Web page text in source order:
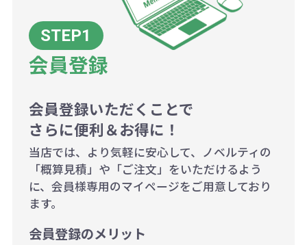
200個~499個の場合：42円（1個
当たり）
500個~999個の場合：35円（1個
1,000個以上：28円（1個当た
り）
会員登録
会員登録いただくことで
さらに便利＆お得に！
当店では、より気軽に安心して、ノベルティの
「概算見積」や「ご注文」をいただけるよう
に、会員様専用のマイページをご用意しており
ます。
会員登録のメリット